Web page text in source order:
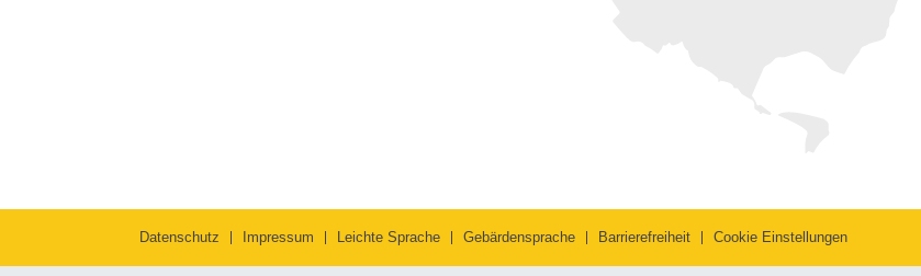
Datenschutz Impressum Leichte Sprache Gebärdensprache Barrierefreiheit Cookie Einstellungen